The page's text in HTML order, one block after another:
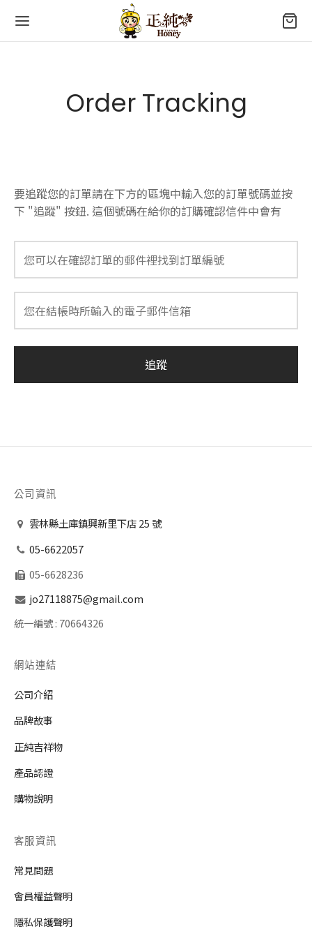
Order Tracking
要追蹤您的訂單請在下方的區塊中輸入您的訂單號碼並按
下 "追蹤" 按鈕. 這個號碼在給你的訂購確認信件中會有
追蹤
公司資訊
雲林縣土庫鎮興新里下店 25 號
05-6622057
05-6628236
jo27118875@gmail.com
統一編號 : 70664326
網站連結
公司介紹
品牌故事
正純吉祥物
產品認證
購物說明
客服資訊
常見問題
會員權益聲明
隱私保護聲明